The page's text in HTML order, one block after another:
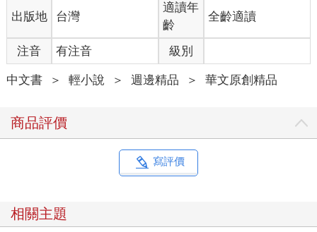
出版地 台灣
適讀年
齡
全齡適讀
注音 有注音 級別
中文書 ＞ 輕小說 ＞ 週邊精品 ＞ 華文原創精品
商品評價
寫評價
相關主題